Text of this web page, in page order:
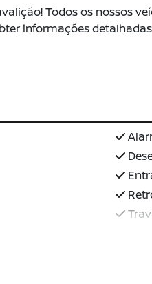
Todos os nossos
informações